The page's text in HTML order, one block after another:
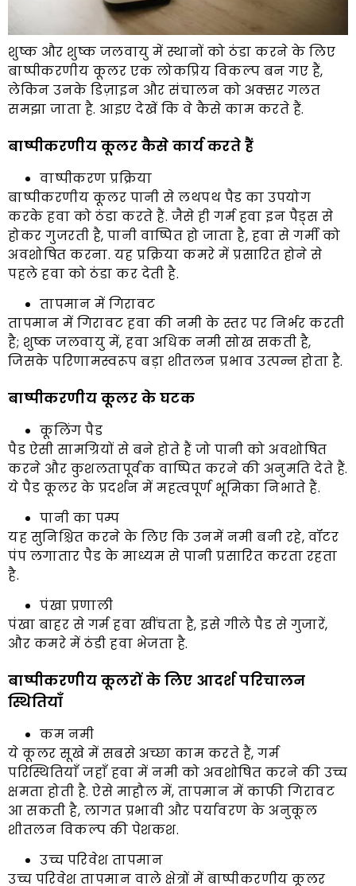
शुष्क और शुष्क जलवायु में स्थानों को ठंडा करने के लिए
बाष्पीकरणीय कूलर एक लोकप्रिय विकल्प बन गए हैं,
लेकिन उनके डिज़ाइन और संचालन को अक्सर गलत
समझा जाता है. आइए देखें कि वे कैसे काम करते हैं.
बाष्पीकरणीय कूलर कैसे कार्य करते हैं
वाष्पीकरण प्रक्रिया
बाष्पीकरणीय कूलर पानी से लथपथ पैड का उपयोग
करके हवा को ठंडा करते हैं. जैसे ही गर्म हवा इन पैड्स से
होकर गुजरती है, पानी वाष्पित हो जाता है, हवा से गर्मी को
अवशोषित करना. यह प्रक्रिया कमरे में प्रसारित होने से
पहले हवा को ठंडा कर देती है.
तापमान में गिरावट
तापमान में गिरावट हवा की नमी के स्तर पर निर्भर करती
है; शुष्क जलवायु में, हवा अधिक नमी सोख सकती है,
जिसके परिणामस्वरूप बड़ा शीतलन प्रभाव उत्पन्न होता है.
बाष्पीकरणीय कूलर के घटक
कूलिंग पैड
पैड ऐसी सामग्रियों से बने होते हैं जो पानी को अवशोषित
करने और कुशलतापूर्वक वाष्पित करने की अनुमति देते हैं.
ये पैड कूलर के प्रदर्शन में महत्वपूर्ण भूमिका निभाते हैं.
पानी का पम्प
यह सुनिश्चित करने के लिए कि उनमें नमी बनी रहे, वॉटर
पंप लगातार पैड के माध्यम से पानी प्रसारित करता रहता
है.
पंखा प्रणाली
पंखा बाहर से गर्म हवा खींचता है, इसे गीले पैड से गुजारें,
और कमरे में ठंडी हवा भेजता है.
बाष्पीकरणीय कूलरों के लिए आदर्श परिचालन
स्थितियाँ
कम नमी
ये कूलर सूखे में सबसे अच्छा काम करते हैं, गर्म
परिस्थितियाँ जहाँ हवा में नमी को अवशोषित करने की उच्च
क्षमता होती है. ऐसे माहौल में, तापमान में काफी गिरावट
आ सकती है, लागत प्रभावी और पर्यावरण के अनुकूल
शीतलन विकल्प की पेशकश.
उच्च परिवेश तापमान
उच्च परिवेश तापमान वाले क्षेत्रों में बाष्पीकरणीय कूलर